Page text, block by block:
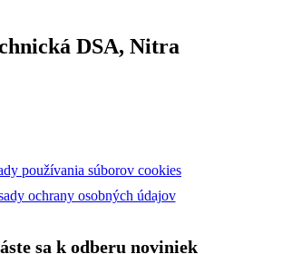
DSA, Nitra
používania súborov cookies
ochrany osobných údajov
sa k odberu noviniek